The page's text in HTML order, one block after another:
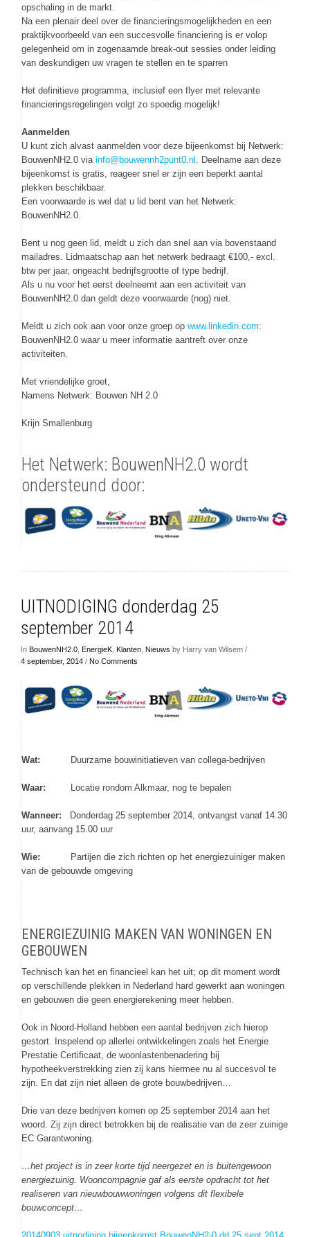
opschaling in de markt.
Na een plenair deel over de financieringsmogelijkheden en een
praktijkvoorbeeld van een succesvolle financiering is er volop
gelegenheid om in zogenaamde break-out sessies onder leiding
van deskundigen uw vragen te stellen en te sparren
Het definitieve programma, inclusief een flyer met relevante
financieringsregelingen volgt zo spoedig mogelijk!
Aanmelden
U kunt zich alvast aanmelden voor deze bijeenkomst bij Netwerk:
BouwenNH2.0 via info@bouwennh2punt0.nl . Deelname aan deze
bijeenkomst is gratis, reageer snel er zijn een beperkt aantal
plekken beschikbaar.
Een voorwaarde is wel dat u lid bent van het Netwerk:
BouwenNH2.0.
Bent u nog geen lid, meldt u zich dan snel aan via bovenstaand
mailadres. Lidmaatschap aan het netwerk bedraagt €100,- excl.
btw per jaar, ongeacht bedrijfsgrootte of type bedrijf.
Als u nu voor het eerst deelneemt aan een activiteit van
BouwenNH2.0 dan geldt deze voorwaarde (nog) niet.
Meldt u zich ook aan voor onze groep op www.linkedin.com:
BouwenNH2.0 waar u meer informatie aantreft over onze
activiteiten.
Met vriendelijke groet,
Namens Netwerk: Bouwen NH 2.0
Krijn Smallenburg
Het Netwerk: BouwenNH2.0 wordt
ondersteund door:
UITNODIGING donderdag 25
september 2014
In BouwenNH2.0 EnergieK Klanten Nieuws by Harry van Wilsem /
4 september, 2014 / No Comments
Wat: Duurzame bouwinitiatieven van collega-bedrijven
Waar: Locatie rondom Alkmaar, nog te bepalen
Wanneer:
Donderdag 25 september 2014, ontvangst vanaf 14.30
uur, aanvang 15.00 uur
Wie:
Partijen die zich richten op het energiezuiniger maken
van de gebouwde omgeving
ENERGIEZUINIG MAKEN VAN WONINGEN EN
GEBOUWEN
Technisch kan het en financieel kan het uit; op dit moment wordt
op verschillende plekken in Nederland hard gewerkt aan woningen
en gebouwen die geen energierekening meer hebben.
Ook in Noord-Holland hebben een aantal bedrijven zich hierop
gestort. Inspelend op allerlei ontwikkelingen zoals het Energie
Prestatie Certificaat, de woonlastenbenadering bij
hypotheekverstrekking zien zij kans hiermee nu al succesvol te
zijn. En dat zijn niet alleen de grote bouwbedrijven…
Drie van deze bedrijven komen op 25 september 2014 aan het
woord. Zij zijn direct betrokken bij de realisatie van de zeer zuinige
EC Garantwoning.
…het project is in zeer korte tijd neergezet en is buitengewoon
energiezuinig. Wooncompagnie gaf als eerste opdracht tot het
realiseren van nieuwbouwwoningen volgens dit flexibele
bouwconcept…